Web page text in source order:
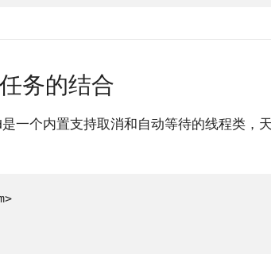
务的结合
是一个内置支持取消和自动等待的线程类，